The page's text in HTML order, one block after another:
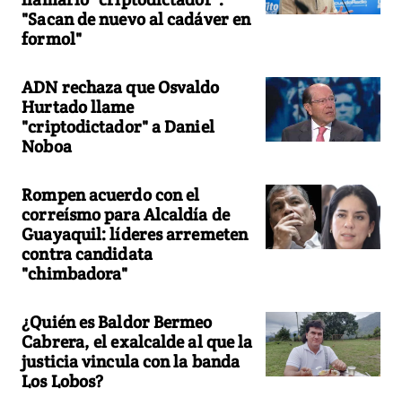
"Sacan de nuevo al cadáver en
formol"
ADN rechaza que Osvaldo
Hurtado llame
"criptodictador" a Daniel
Noboa
Rompen acuerdo con el
correísmo para Alcaldía de
Guayaquil: líderes arremeten
contra candidata
"chimbadora"
¿Quién es Baldor Bermeo
Cabrera, el exalcalde al que la
justicia vincula con la banda
Los Lobos?